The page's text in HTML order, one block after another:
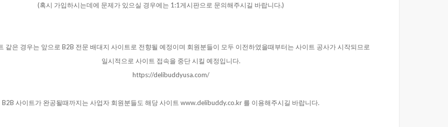
(혹시가입하시는데에문제가있으실경우에는1:1게시판으로문의해주시길바랍니다.)
같은경우는앞으로B2B전문배대지사이트로전향될예정이며회원분들이모두이전하였을때부터는사이트공사가시작되므로
일시적으로사이트접속을중단시킬예정입니다.
https://delibuddyusa.com/
B2B사이트가완공될때까지는사업자회원분들도해당사이트 www.delibuddy.co.kr 를이용해주시길바랍니다.